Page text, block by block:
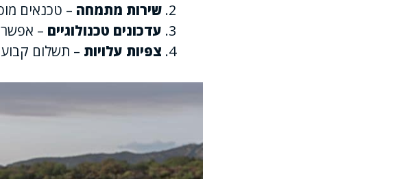
שירות מתמחה – טכנאים
עדכונים טכנולוגיים –
צפיות עלויות – תשלום